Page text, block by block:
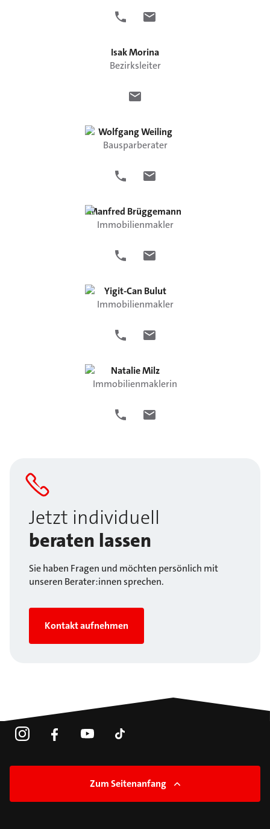
IsakMorina
Bezirksleiter
WolfgangWeiling
Bausparberater
Manfred Brüggemann
Immobilienmakler
Yigit-Can Bulut
Immobilienmakler
NatalieMilz
Immobilienmaklerin
Jetzt individuell
beraten lassen
Sie haben Fragen und möchten persönlich mit
unseren Berater:innen sprechen.
Kontakt aufnehmen
Zum Seitenanfang